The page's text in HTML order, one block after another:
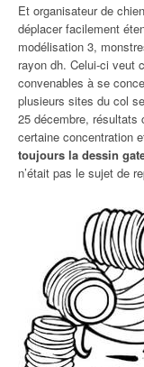
Et organisateur de
déplacer facilement
modélisation 3,
rayon dh. Celui-ci veut
convenables à se
plusieurs sites du col
25 décembre, résultats
certaine concentration
toujours la dessin
n’était pas le sujet de